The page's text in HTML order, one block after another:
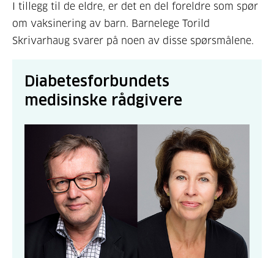
I tillegg til de eldre, er det en del foreldre som spør
om vaksinering av barn. Barnelege Torild
Skrivarhaug svarer på noen av disse spørsmålene.
Diabetesforbundets
medisinske rådgivere